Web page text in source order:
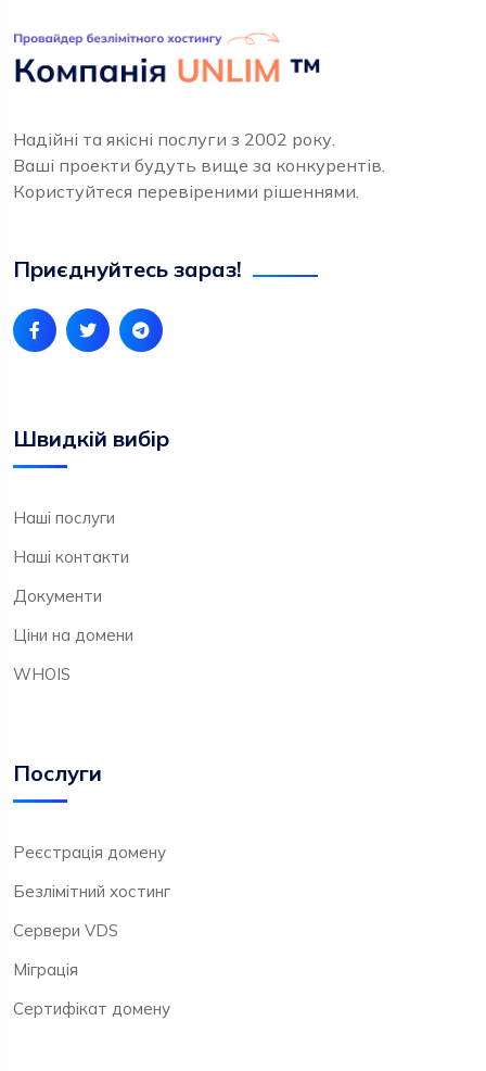
Надійні та якісні послуги з 2002 року.
Ваші проекти будуть вище за конкурентів.
Користуйтеся перевіреними рішеннями.
Приєднуйтесь зараз!
Швидкій вибір
Наші послуги
Наші контакти
Документи
Ціни на домени
WHOIS
Послуги
Реєстрація домену
Безлімітний хостинг
Сервери VDS
Міграція
Сертифікат домену